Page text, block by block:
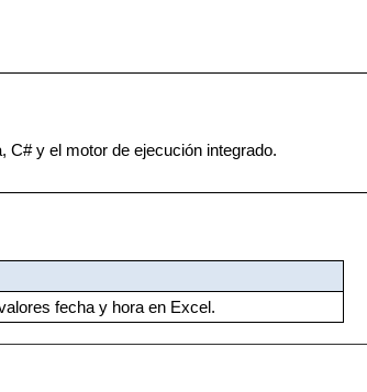
C# y el motor de ejecución integrado.
fecha y hora en Excel.